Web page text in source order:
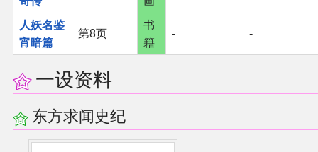
人妖名鉴
宵暗篇
第8页
书
籍
- -
一设资料
东方求闻史纪